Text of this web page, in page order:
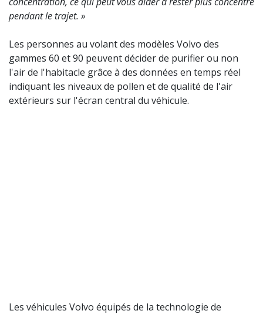
pendant le trajet. »
Les personnes au volant des modèles Volvo des
gammes 60 et 90 peuvent décider de purifier ou non
l'air de l'habitacle grâce à des données en temps réel
indiquant les niveaux de pollen et de qualité de l'air
extérieurs sur l'écran central du véhicule.
Les véhicules Volvo équipés de la technologie de